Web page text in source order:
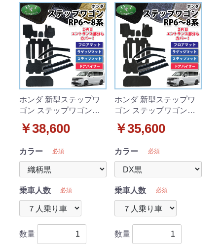
ホンダ 新型ステップワ
ゴン ステップワゴンス
RP8系 フロアマット&ラ
マット&ドアバイザーセ
ット 織柄シリーズ
￥38,600
カラー 必須
乗車人数 必須
数量
ホンダ 新型ステップワ
ゴン ステップワゴンス
RP8系 フロアマット&ラ
マット&ドアバイザーセ
ット DXシリーズ
￥35,600
カラー 必須
乗車人数 必須
数量